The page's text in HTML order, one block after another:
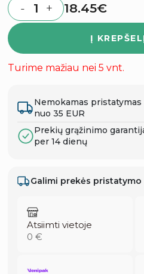
Quantity
- + 18.45€
Į
Turime mažiau nei 5 vnt.
Nemokamas pristatymas
nuo 35 EUR
Prekių grąžinimo
per 14 dienų
Galimi prekės pristatymo
Atsiimti vietoje
0 €